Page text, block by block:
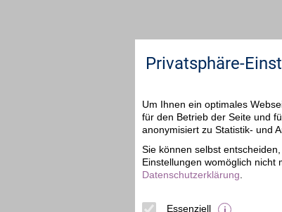
Privatsphäre-
Um Ihnen ein optimales
für den Betrieb der Seite und
anonymisiert zu Statistik- und
Sie können selbst
Einstellungen womöglich nicht
Datenschutzerklärung
Essenziell